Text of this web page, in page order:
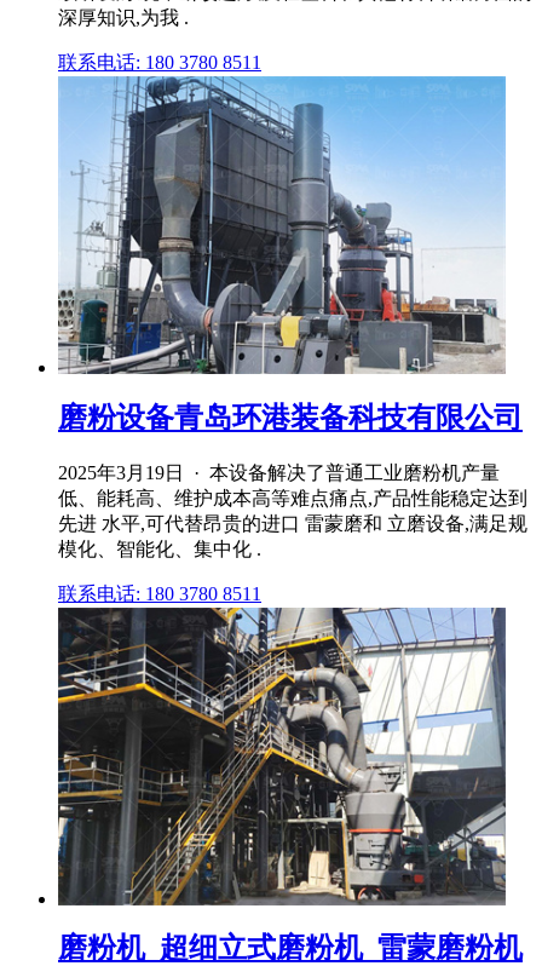
深厚知识,为我 .
联系电话: 180 3780 8511
磨粉设备青岛环港装备科技有限公司
2025年3月19日 · 本设备解决了普通工业磨粉机产量
低、能耗高、维护成本高等难点痛点,产品性能稳定达到
先进 水平,可代替昂贵的进口 雷蒙磨和 立磨设备,满足规
模化、智能化、集中化 .
联系电话: 180 3780 8511
磨粉机_超细立式磨粉机_雷蒙磨粉机